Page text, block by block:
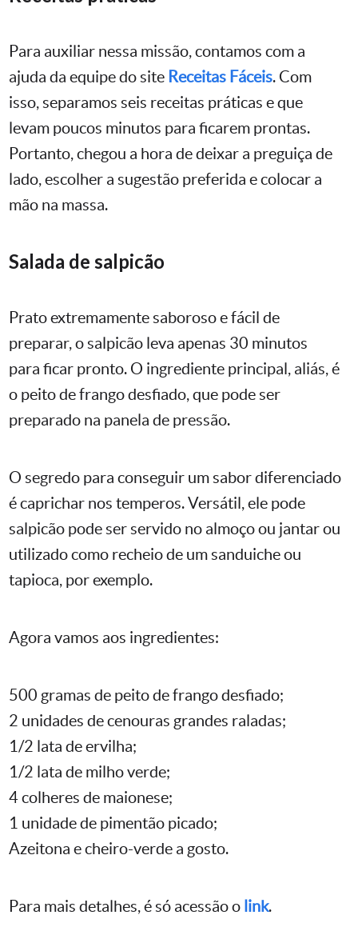
Para auxiliar nessa missão, contamos com a
ajuda da equipe do site Receitas Fáceis. Com
isso, separamos seis receitas práticas e que
levam poucos minutos para ficarem prontas.
Portanto, chegou a hora de deixar a preguiça de
lado, escolher a sugestão preferida e colocar a
mão na massa.
Salada de salpicão
Prato extremamente saboroso e fácil de
preparar, o salpicão leva apenas 30 minutos
para ficar pronto. O ingrediente principal, aliás, é
o peito de frango desfiado, que pode ser
preparado na panela de pressão.
O segredo para conseguir um sabor diferenciado
é caprichar nos temperos. Versátil, ele pode
salpicão pode ser servido no almoço ou jantar ou
utilizado como recheio de um sanduiche ou
tapioca, por exemplo.
Agora vamos aos ingredientes:
500 gramas de peito de frango desfiado;
2 unidades de cenouras grandes raladas;
1/2 lata de ervilha;
1/2 lata de milho verde;
4 colheres de maionese;
1 unidade de pimentão picado;
Azeitona e cheiro-verde a gosto.
Para mais detalhes, é só acessão o link.